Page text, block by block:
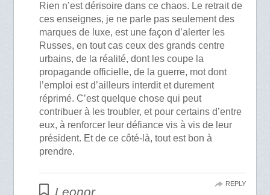
Rien n’est dérisoire dans ce chaos. Le retrait de
ces enseignes, je ne parle pas seulement des
marques de luxe, est une façon d’alerter les
Russes, en tout cas ceux des grands centre
urbains, de la réalité, dont les coupe la
propagande officielle, de la guerre, mot dont
l’emploi est d’ailleurs interdit et durement
réprimé. C’est quelque chose qui peut
contribuer à les troubler, et pour certains d’entre
eux, à renforcer leur défiance vis à vis de leur
président. Et de ce côté-là, tout est bon à
prendre.
Leonor
REPLY